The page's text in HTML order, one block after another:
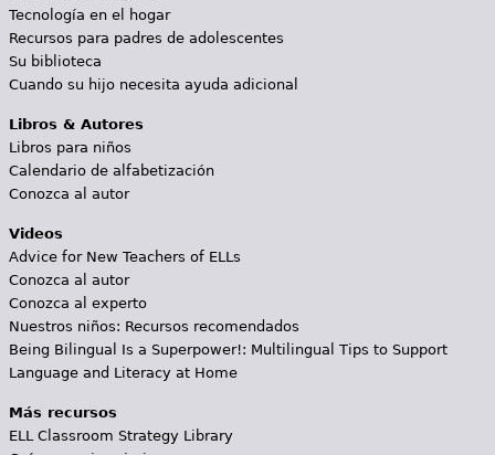
Tecnología en el hogar
Recursos para padres de adolescentes
Su biblioteca
Cuando su hijo necesita ayuda adicional
Libros & Autores
Libros para niños
Calendario de alfabetización
Conozca al autor
Videos
Advice for New Teachers of ELLs
Conozca al autor
Conozca al experto
Nuestros niños: Recursos recomendados
Being Bilingual Is a Superpower!: Multilingual Tips to Support
Language and Literacy at Home
Más recursos
ELL Classroom Strategy Library